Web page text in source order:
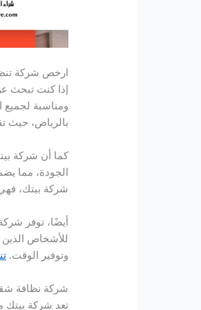
ارخص شركة
إذا كنت تبحث
ومناسبة
بالرياض، حيث
كما أن شركة
الجودة، مما
شركة بيتك،
أيضًا، توفر
للأشخاص
وتوفير الوقت.
شركة نظافة
تعد شركة بيتك